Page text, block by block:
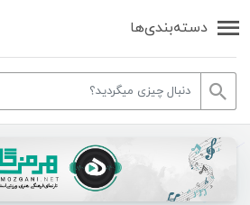
دسته‌بندی‌ها